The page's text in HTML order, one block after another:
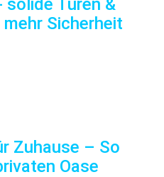
solide Türen &
Sicherheit
Zuhause – So
Oase